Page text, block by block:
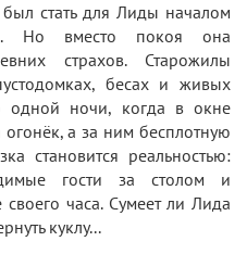
стать для Лиды началом
Но вместо покоя она
страхов. Старожилы
бесах и живых
одной ночи, когда в окне
а за ним бесплотную
становится реальностью:
гости за столом и
часа. Сумеет ли Лида
куклу...